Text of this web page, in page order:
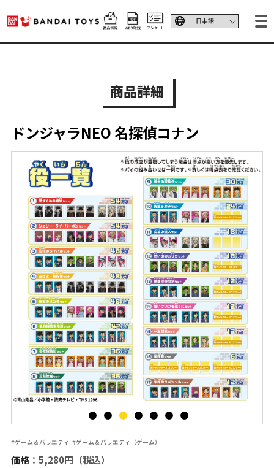
商品詳細
ドンジャラNEO 名探偵コナン
#ゲーム＆バラエティ #ゲーム＆バラエティ（ゲーム）
価格：5,280円（税込）